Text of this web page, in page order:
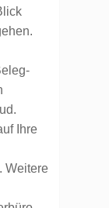
Ihre
Weitere